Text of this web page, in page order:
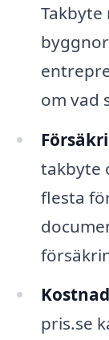
Takbyte
om vad
takbyte
flesta
pris.se